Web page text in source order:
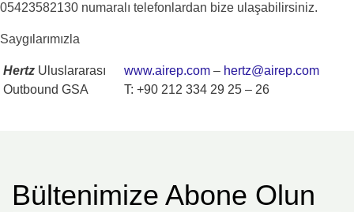
05423582130 numaralı telefonlardan bize ulaşabilirsiniz.
Saygılarımızla
Hertz Uluslararası
Outbound GSA
www.airep.com – hertz@airep.com
T: +90 212 334 29 25 – 26
Bültenimize Abone Olun